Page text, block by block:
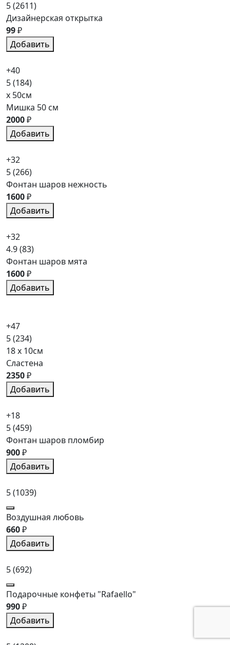
5(2611)
Дизайнерская открытка
99₽
Добавить
+40
5(184)
x 50см
Мишка 50 см
2000₽
Добавить
+32
5(266)
Фонтан шаров нежность
1600₽
Добавить
+32
4.9(83)
Фонтан шаров мята
1600₽
Добавить
+47
5(234)
18 x 10см
Сластена
2350₽
Добавить
+18
5(459)
Фонтан шаров пломбир
900₽
Добавить
5(1039)
Воздушная любовь
660₽
Добавить
5(692)
Подарочные конфеты "Rafaello"
990₽
Добавить